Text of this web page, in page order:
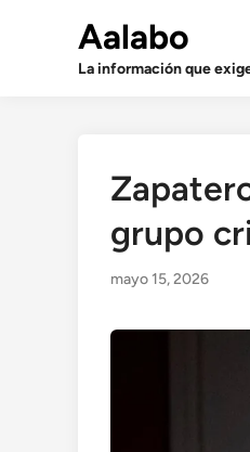
Aalabo
La información que
grupo
mayo 15, 2026